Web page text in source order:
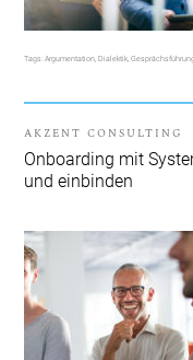
Tags:Argumentation ,Dialektik ,
AKZENT CONSULTING
Onboarding mit
und einbinden